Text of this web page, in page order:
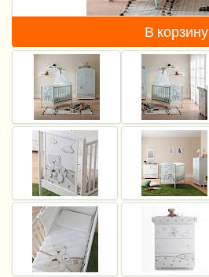
Манежи
Безопасность ребенка
Ходунки и прыгунки
Игры и развитие
Принадлежности для выписки
Сумки для мам и детей
Кенгуру и слинги
В корзину